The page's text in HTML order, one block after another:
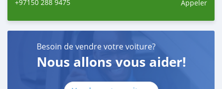
+97150 288 9475 Appeler
Besoin de vendre votre voiture?
Nous allons vous aider!